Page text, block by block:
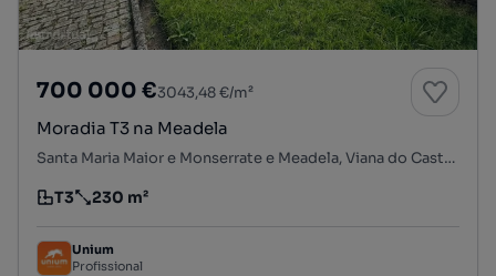
700 000 €3043,48 €/m²
Moradia T3 na Meadela
Santa Maria Maior e Monserrate e Meadela, Viana do Castelo, Viana do Castelo
Tipologia
T3
Preço por metro quadrado
230 m²
Unium
Profissional